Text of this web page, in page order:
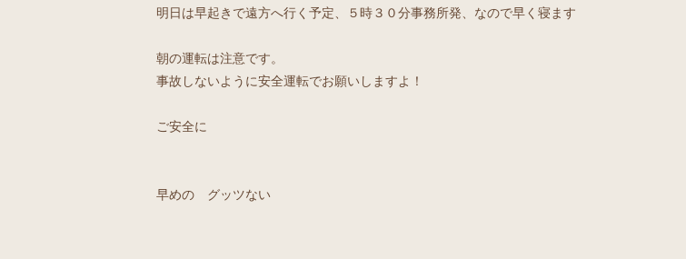
明日は早起きで遠方へ行く予定、５時３０分事務所発、なので早く寝ます
朝の運転は注意です。
事故しないように安全運転でお願いしますよ！
ご安全に
早めの グッツない